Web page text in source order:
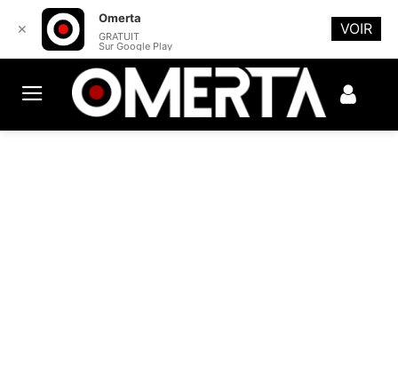
✕
Omerta
GRATUIT
Sur Google Play
VOIR